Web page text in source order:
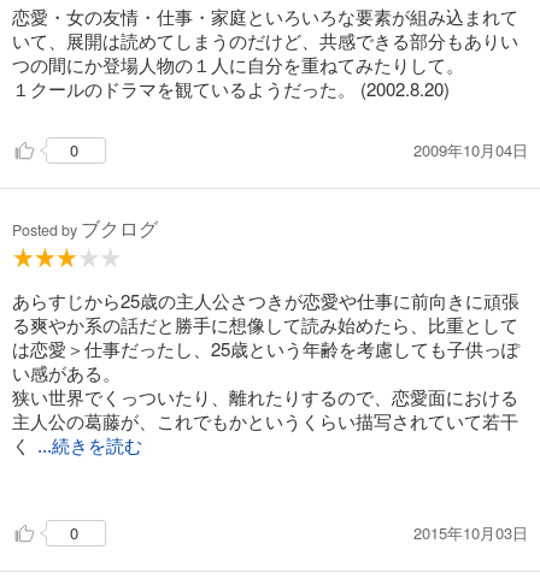
品。
恋愛・女の友情・仕事・家庭といろいろな要素が組み込まれて
いて、展開は読めてしまうのだけど、共感できる部分もありい
つの間にか登場人物の１人に自分を重ねてみたりして。
１クールのドラマを観ているようだった。 (2002.8.20)
0 2009年10月04日
Posted by ブクログ
あらすじから25歳の主人公さつきが恋愛や仕事に前向きに頑張
る爽やか系の話だと勝手に想像して読み始めたら、比重として
は恋愛＞仕事だったし、25歳という年齢を考慮しても子供っぽ
い感がある。
狭い世界でくっついたり、離れたりするので、恋愛面における
主人公の葛藤が、これでもかというくらい描写されていて若干
く
...続きを読む
0 2015年10月03日